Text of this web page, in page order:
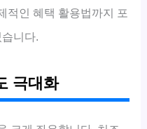
적인 혜택 활용법까지 포
니다.
극대화